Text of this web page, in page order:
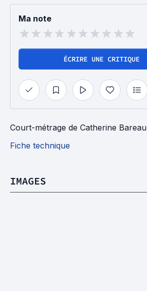
Ma note
ÉCRIRE UNE CRITIQUE
Court-métrage de Catherine Bareau
Fiche technique
IMAGES